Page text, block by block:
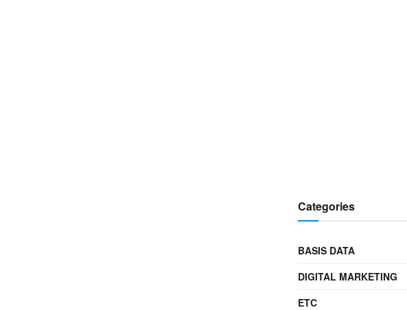
Categories
BASIS DATA
DIGITAL MARKETING
ETC